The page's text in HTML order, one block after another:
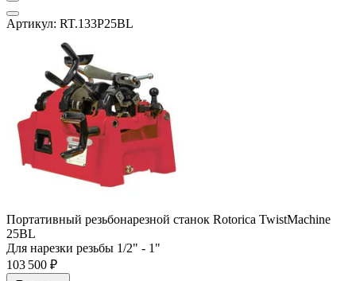
Артикул: RT.133P25BL
Портативный резьбонарезной станок Rotorica TwistMachine
25BL
Для нарезки резьбы 1/2" - 1"
103 500 ₽